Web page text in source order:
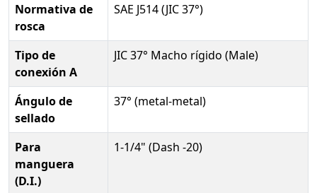
Normativa de
rosca
SAE J514 (JIC 37°)
Tipo de
conexión A
JIC 37° Macho rígido (Male)
Ángulo de
sellado
37° (metal-metal)
Para
manguera
(D.I.)
1-1/4" (Dash -20)